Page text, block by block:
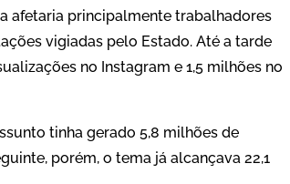
afetaria principalmente trabalhadores
vigiadas pelo Estado. Até a tarde
no Instagram e 1,5 milhões no
tinha gerado 5,8 milhões de
porém, o tema já alcançava 22,1